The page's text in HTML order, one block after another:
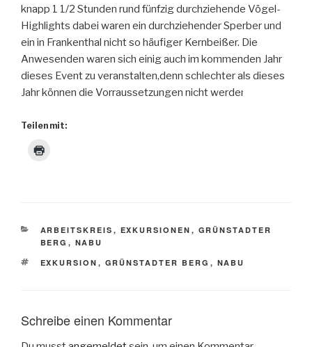
knapp 1 1/2 Stunden rund fünfzig durchziehende Vögel-
Highlights dabei waren ein durchziehender Sperber und
ein in Frankenthal nicht so häufiger Kernbeißer. Die
Anwesenden waren sich einig auch im kommenden Jahr
dieses Event zu veranstalten,denn schlechter als dieses
Jahr können die Vorraussetzungen nicht werden.
Teilen mit:
KATEGORIEN
ARBEITSKREIS , EXKURSIONEN , GRÜNSTADTER
BERG , NABU
SCHLAGWÖRTER
EXKURSION , GRÜNSTADTER BERG , NABU
Schreibe einen Kommentar